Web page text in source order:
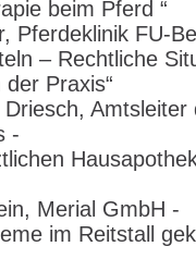
beim Pferd “
Pferdeklinik FU-
– Rechtliche
Praxis“
Amtsleiter
-
Merial GmbH -
im Reitstall